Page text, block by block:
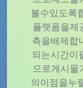
볼수있도록
플랫폼을제
측을배제합
되는시간이
으로게시물
의이점을누